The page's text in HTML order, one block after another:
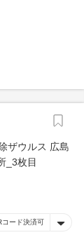
コード決済可